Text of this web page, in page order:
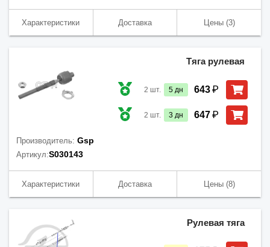
Характеристики Доставка Цены(3)
Тяга рулевая
2 шт. 5 дн 643₽
2 шт. 3 дн 647₽
Производитель: Gsp
Артикул:S030143
Характеристики Доставка Цены(8)
Рулевая тяга